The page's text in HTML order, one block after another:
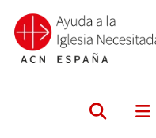
Saltar
contenido